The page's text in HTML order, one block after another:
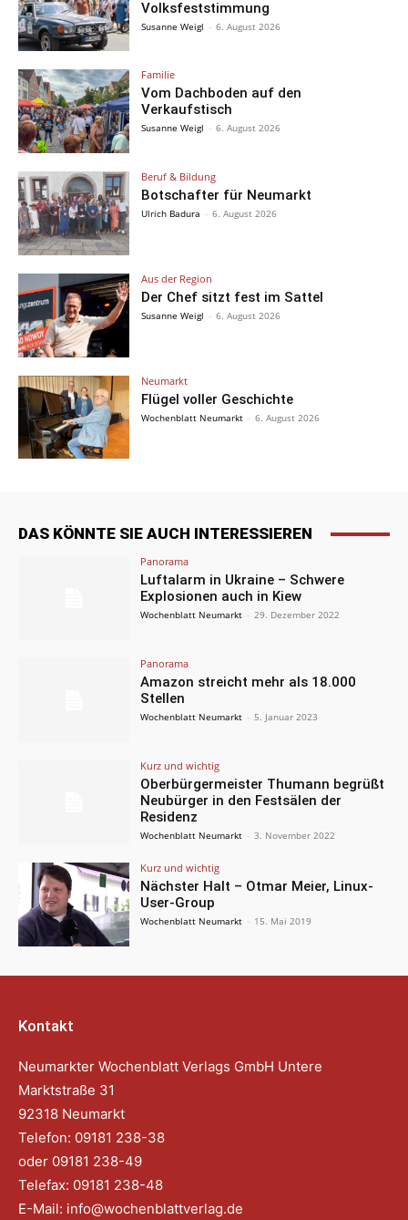
Volksfeststimmung
Susanne Weigl - 6. August 2026
Familie
Vom Dachboden auf den
Verkaufstisch
Susanne Weigl - 6. August 2026
Beruf & Bildung
Botschafter für Neumarkt
Ulrich Badura - 6. August 2026
Aus der Region
Der Chef sitzt fest im Sattel
Susanne Weigl - 6. August 2026
Neumarkt
Flügel voller Geschichte
Wochenblatt Neumarkt - 6. August 2026
DAS KÖNNTE SIE AUCH INTERESSIEREN
Panorama
Luftalarm in Ukraine – Schwere
Explosionen auch in Kiew
Wochenblatt Neumarkt - 29. Dezember 2022
Panorama
Amazon streicht mehr als 18.000
Stellen
Wochenblatt Neumarkt - 5. Januar 2023
Kurz und wichtig
Oberbürgermeister Thumann begrüßt
Neubürger in den Festsälen der
Residenz
Wochenblatt Neumarkt - 3. November 2022
Kurz und wichtig
Nächster Halt – Otmar Meier, Linux-
User-Group
Wochenblatt Neumarkt - 15. Mai 2019
Kontakt
Neumarkter Wochenblatt Verlags GmbH Untere
Marktstraße 31
92318 Neumarkt
Telefon: 09181 238-38
oder 09181 238-49
Telefax: 09181 238-48
E-Mail: info@wochenblattverlag.de